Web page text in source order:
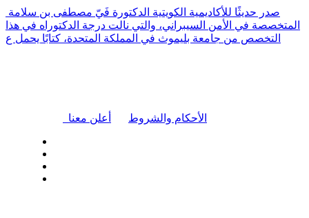
المتخصصة في الأمن السيبراني، والتي نالت درجة الدكتوراه في هذا
التخصص من جامعة بليموث في المملكة المتحدة، كتابًا يحمل ع
أعلن معنا الأحكام والشروط